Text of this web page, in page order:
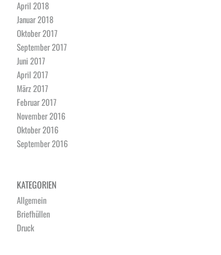
April 2018
Januar 2018
Oktober 2017
September 2017
Juni 2017
April 2017
März 2017
Februar 2017
November 2016
Oktober 2016
September 2016
KATEGORIEN
Allgemein
Briefhüllen
Druck